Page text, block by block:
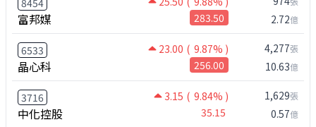
8454
富邦媒 283.50 2.72億
6533 23.00 ( 9.87% )
晶心科 256.00
4,277張
10.63億
3716 3.15 ( 9.84% )
中化控股 35.15
1,629張
0.57億